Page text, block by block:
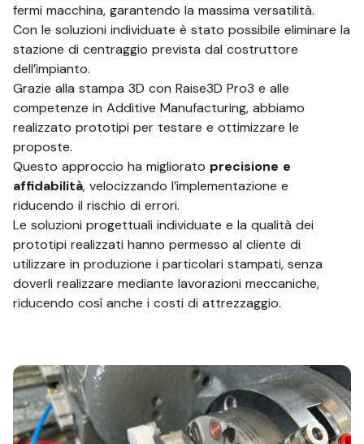
fermi macchina, garantendo la massima versatilità.
Con le soluzioni individuate è stato possibile eliminare la
stazione di centraggio prevista dal costruttore
dell’impianto.
Grazie alla stampa 3D con Raise3D Pro3 e alle
competenze in Additive Manufacturing, abbiamo
realizzato prototipi per testare e ottimizzare le
proposte.
Questo approccio ha migliorato precisione e
affidabilità, velocizzando l’implementazione e
riducendo il rischio di errori.
Le soluzioni progettuali individuate e la qualità dei
prototipi realizzati hanno permesso al cliente di
utilizzare in produzione i particolari stampati, senza
doverli realizzare mediante lavorazioni meccaniche,
riducendo così anche i costi di attrezzaggio.